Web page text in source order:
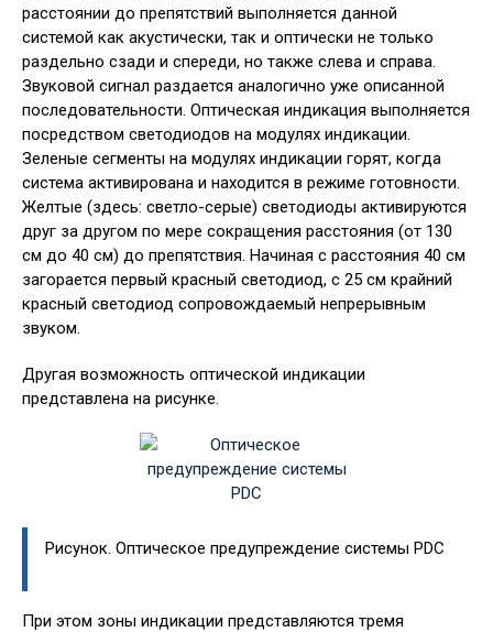
расстоянии до препятствий выполняется данной
системой как акустически, так и оптически не только
раздельно сзади и спереди, но также слева и справа.
Звуковой сигнал раздается аналогично уже описанной
последовательности. Оптическая индикация выполняется
посредством светодиодов на модулях индикации.
Зеленые сегменты на модулях индикации горят, когда
система активирована и находится в режиме готовности.
Желтые (здесь: светло-серые) светодиоды активируются
друг за другом по мере сокращения расстояния (от 130
см до 40 см) до препятствия. Начиная с расстояния 40 см
загорается первый красный светодиод, с 25 см крайний
красный светодиод сопровождаемый непрерывным
звуком.
Другая возможность оптической индикации
представлена на рисунке.
Рисунок. Оптическое предупреждение системы PDC
При этом зоны индикации представляются тремя